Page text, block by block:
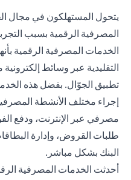
يتحول المستهلكون في مجال
المصرفية الرقمية بسبب
الخدمات المصرفية الرقمية
التقليدية عبر وسائط
تطبيق الجوّال. بفضل هذه
إجراء مختلف الأنشطة
مصرفي عبر الإنترنت، ودفع
طلبات القروض، وإدارة
البنك بشكل مباشر.
أحدثت الخدمات المصرفية